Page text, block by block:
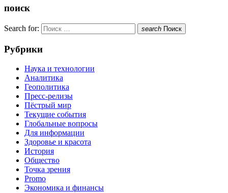
поиск
Search for: search Поиск
Рубрики
Наука и технологии
Аналитика
Геополитика
Пресс-релизы
Пёстрый мир
Текущие события
Глобальные вопросы
Для информации
Здоровье и красота
История
Общество
Точка зрения
Promo
Экономика и финансы